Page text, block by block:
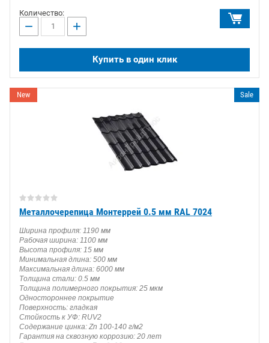
Количество:
− +
Купить в один клик
New Sale
Металлочерепица Монтеррей 0.5 мм RAL 7024
Ширина профиля: 1190 мм
Рабочая ширина: 1100 мм
Высота профиля: 15 мм
Минимальная длина: 500 мм
Максимальная длина: 6000 мм
Толщина стали: 0.5 мм
Толщина полимерного покрытия: 25 мкм
Одностороннее покрытие
Поверхность: гладкая
Стойкость к УФ: RUV2
Содержание цинка: Zn 100-140 г/м2
Гарантия на сквозную коррозию: 20 лет